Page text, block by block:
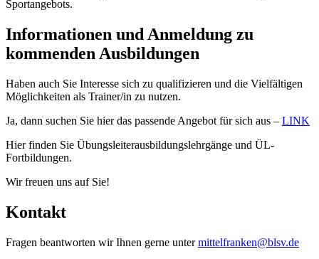
Sportangebots.
Infor­ma­tio­nen und Anmel­dung zu
kommen­den Ausbildungen
Haben auch Sie Inter­esse sich zu quali­fi­zie­ren und die Viel­fäl­ti­gen
Möglich­kei­ten als Trainer/​in zu nutzen.
Ja, dann suchen Sie hier das passende Ange­bot für sich aus – LINK
Hier finden Sie Übungs­lei­ter­aus­bil­dungs­lehr­gänge und ÜL-
Fortbildungen.
Wir freuen uns auf Sie!
Kontakt
Fragen beant­wor­ten wir Ihnen gerne untermittelfranken@​blsv.​de